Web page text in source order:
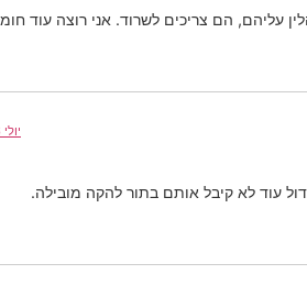
עליהם, הם צריכים לשרוד. אני רוצה עוד
יולי 26, 2008 בשעה 6:25 am
עוד לא קיבל אותם בתור להקה מובילה.